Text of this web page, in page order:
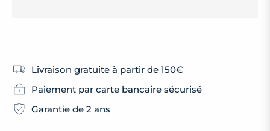
Livraison gratuite à partir de 150€
Paiement par carte bancaire sécurisé
Garantie de 2 ans